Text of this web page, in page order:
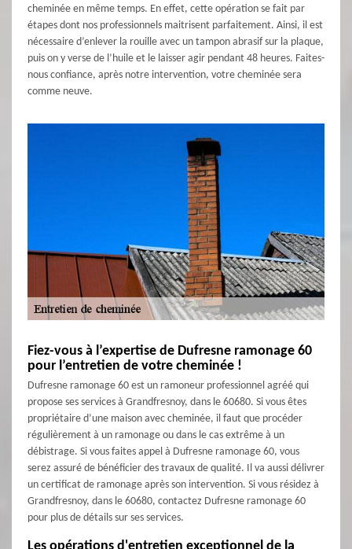
cheminée en même temps. En effet, cette opération se fait par
étapes dont nos professionnels maitrisent parfaitement. Ainsi, il est
nécessaire d’enlever la rouille avec un tampon abrasif sur la plaque,
puis on y verse de l’huile et le laisser agir pendant 48 heures. Faites-
nous confiance, après notre intervention, votre cheminée sera
comme neuve.
Fiez-vous à l’expertise de Dufresne ramonage 60
pour l’entretien de votre cheminée !
Dufresne ramonage 60 est un ramoneur professionnel agréé qui
propose ses services à Grandfresnoy, dans le 60680. Si vous êtes
propriétaire d’une maison avec cheminée, il faut que procéder
régulièrement à un ramonage ou dans le cas extrême à un
débistrage. Si vous faites appel à Dufresne ramonage 60, vous
serez assuré de bénéficier des travaux de qualité. Il va aussi délivrer
un certificat de ramonage après son intervention. Si vous résidez à
Grandfresnoy, dans le 60680, contactez Dufresne ramonage 60
pour plus de détails sur ses services.